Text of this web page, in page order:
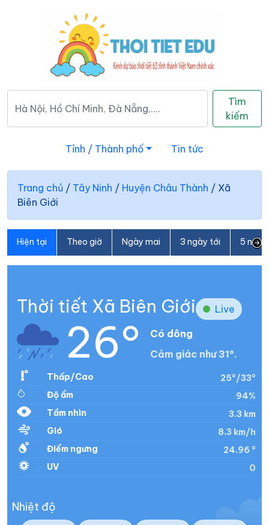
Tìm
kiếm
Tỉnh / Thành phố Tin tức
Trang chủ / Tây Ninh / Huyện Châu Thành / Xã
Biên Giới
Hiện tại Theo giờ Ngày mai 3 ngày tới 5
Thời tiết Xã Biên Giới Live
26°
Có dông
Cảm giác như 31°.
Thấp/Cao
25°/33°
Độ ẩm
94%
Tầm nhìn
3.3 km
Gió
8.3 km/h
Điểm ngưng
24.96 °
UV
0
Nhiệt độ